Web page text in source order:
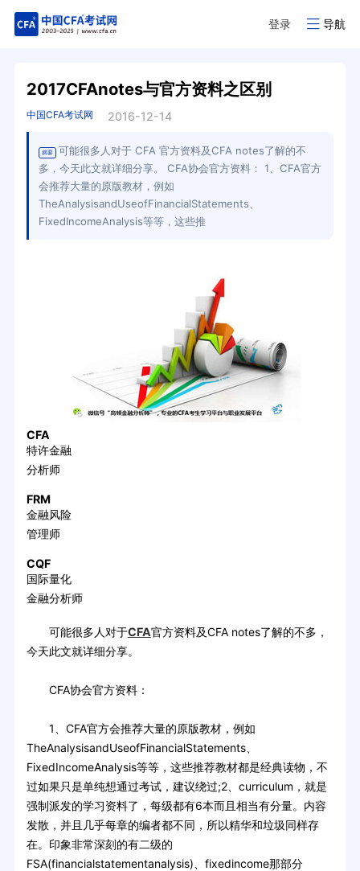
登录 导航
2017CFAnotes与官方资料之区别
中国CFA考试网 2016-12-14
摘要
可能很多人对于 CFA 官方资料及CFA notes了解的不
多，今天此文就详细分享。 CFA协会官方资料： 1、CFA官方
会推荐大量的原版教材，例如
TheAnalysisandUseofFinancialStatements、
FixedIncomeAnalysis等等，这些推
CFA
特许金融
分析师
FRM
金融风险
管理师
CQF
国际量化
金融分析师
可能很多人对于CFA官方资料及CFA notes了解的不多，
今天此文就详细分享。
CFA协会官方资料：
1、CFA官方会推荐大量的原版教材，例如
TheAnalysisandUseofFinancialStatements、
FixedIncomeAnalysis等等，这些推荐教材都是经典读物，不
过如果只是单纯想通过考试，建议绕过;2、curriculum，就是
强制派发的学习资料了，每级都有6本而且相当有分量。内容
发散，并且几乎每章的编者都不同，所以精华和垃圾同样存
在。印象非常深刻的有二级的
FSA(financialstatementanalysis)、fixedincome那部分